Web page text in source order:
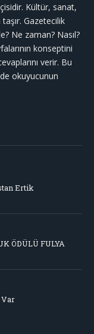
Kültür, sanat,
Gazetecilik
Ne zaman? Nasıl?
konseptini
verir. Bu
okuyucunun
Ertik
ÖDÜLÜ FULYA
Var